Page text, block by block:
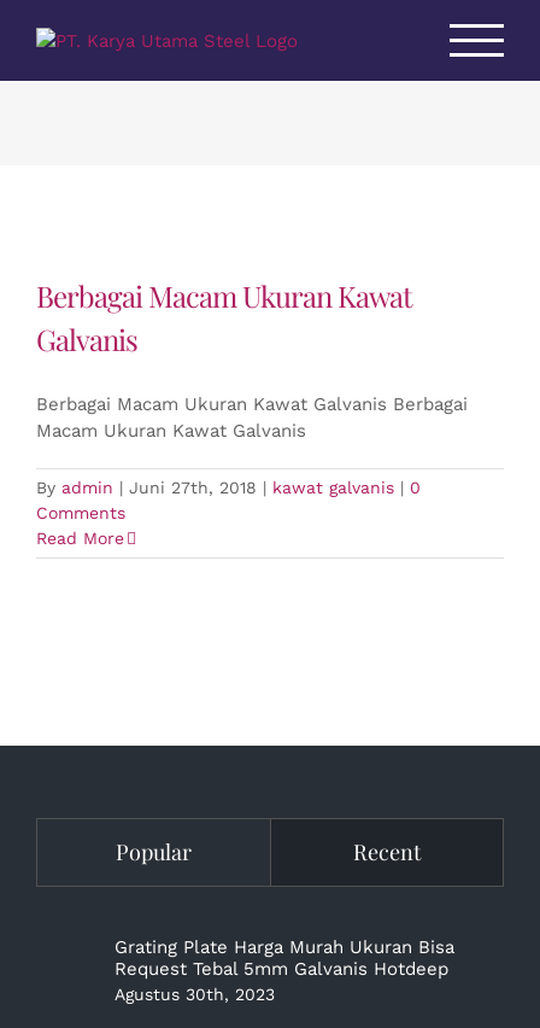
Berbagai Macam Ukuran Kawat
Galvanis
Berbagai Macam Ukuran Kawat Galvanis Berbagai
Macam Ukuran Kawat Galvanis
By admin | Juni 27th, 2018 | kawat galvanis | 0
Comments
Read More
Popular Recent
Grating Plate Harga Murah Ukuran Bisa
Request Tebal 5mm Galvanis Hotdeep
Agustus 30th, 2023